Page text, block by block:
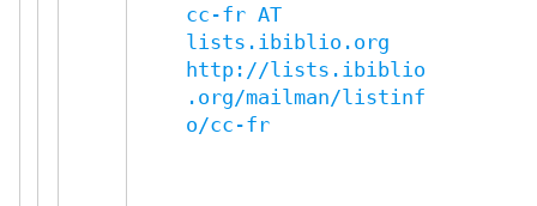
cc-fr AT
lists.ibiblio.org
http://lists.ibiblio
.org/mailman/listinf
o/cc-fr